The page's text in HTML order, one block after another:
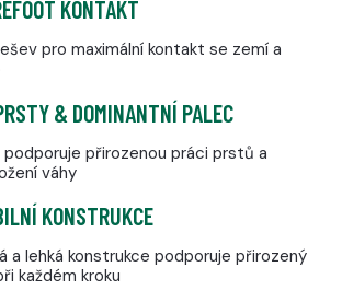
KONTAKT
pro maximální kontakt se zemí a
& DOMINANTNÍ PALEC
přirozenou práci prstů a
váhy
KONSTRUKCE
a lehká konstrukce podporuje přirozený
každém kroku